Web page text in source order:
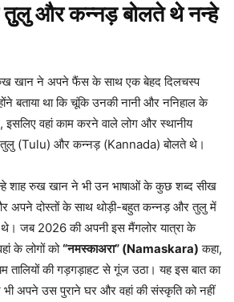
तुुलु और कन्नड़ बोलते थे नन्हे
खान ने अपने फैंस के साथ एक बेहद दिलचस्प
बताया था कि चूंकि उनकी नानी और ननिहाल के
इसलिए वहां काम करने वाले लोग और स्थानीय
तुलु (Tulu) और कन्नड़ (Kannada) बोलते थे।
शाह रुख खान ने भी उन भाषाओं के कुछ शब्द सीख
अपने दोस्तों के साथ थोड़ी-बहुत कन्नड़ और तुलु में
जब 2026 की अपनी इस मैंगलोर यात्रा के
के लोगों को“नमस्काअरा” (Namaskara) कहा,
तालियों की गड़गड़ाहट से गूंज उठा। यह इस बात का
अपने उस पुराने घर और वहां की संस्कृति को नहीं